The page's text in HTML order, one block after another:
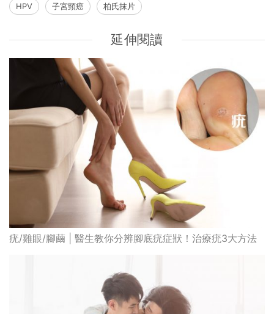
HPV 子宮頸癌 柏氏抹片
延伸閱讀
疣/雞眼/腳繭 | 醫生教你分辨腳底疣症狀！治療疣3大方法